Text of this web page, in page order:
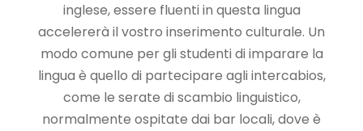
inglese, essere fluenti in questa lingua
accelererà il vostro inserimento culturale. Un
modo comune per gli studenti di imparare la
lingua è quello di partecipare agli intercabios,
come le serate di scambio linguistico,
normalmente ospitate dai bar locali, dove è